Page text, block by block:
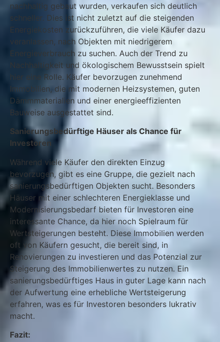
nachhaltig gebaut wurden, verkaufen sich deutlich
schneller. Dies ist nicht zuletzt auf die steigenden
Energiekosten zurückzuführen, die viele Käufer dazu
veranlassen, nach Objekten mit niedrigerem
Energieverbrauch zu suchen. Auch der Trend zu
Nachhaltigkeit und ökologischem Bewusstsein spielt
hier eine Rolle. Käufer bevorzugen zunehmend
Immobilien, die mit modernen Heizsystemen, guten
Dämmmaterialien und einer energieeffizienten
Bauweise ausgestattet sind.
Sanierungsbedürftige Häuser als Chance für
Investoren
Während viele Käufer den direkten Einzug
bevorzugen, gibt es eine Gruppe, die gezielt nach
sanierungsbedürftigen Objekten sucht. Besonders
Häuser mit einer schlechteren Energieklasse und
Modernisierungsbedarf bieten für Investoren eine
interessante Chance, da hier noch Spielraum für
Wertsteigerungen besteht. Diese Immobilien werden
oft von Käufern gesucht, die bereit sind, in
Renovierungen zu investieren und das Potenzial zur
Steigerung des Immobilienwertes zu nutzen. Ein
sanierungsbedürftiges Haus in guter Lage kann nach
der Aufwertung eine erhebliche Wertsteigerung
erfahren, was es für Investoren besonders lukrativ
macht.
Fazit: